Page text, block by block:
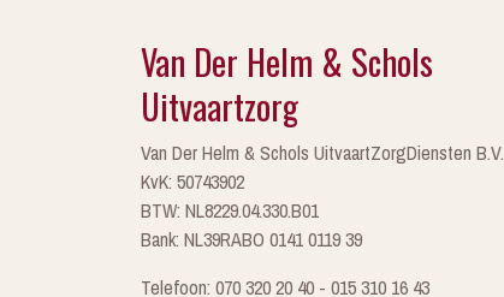
Van Der Helm & Schols
Uitvaartzorg
Van Der Helm & Schols UitvaartZorgDiensten B.V.
KvK: 50743902
BTW: NL8229.04.330.B01
Bank: NL39RABO 0141 0119 39
Telefoon: 070 320 20 40 - 015 310 16 43